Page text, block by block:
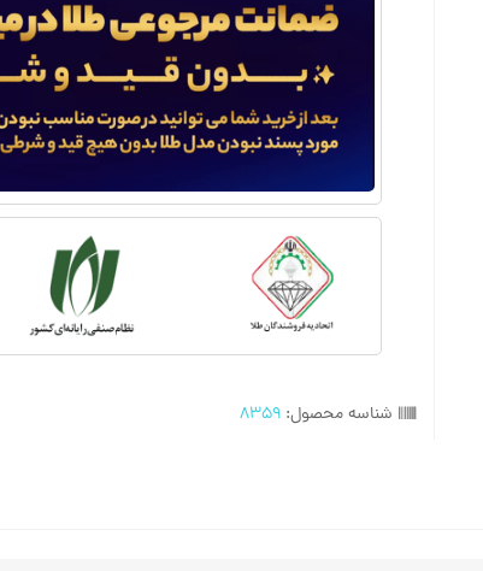
شناسه محصول:8359